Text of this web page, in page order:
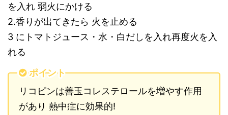
を入れ 弱火にかける
2.香りが出てきたら 火を止める
3 にトマトジュース・水・白だしを入れ再度火を入
れる
ポイント
リコピンは善玉コレステロールを増やす作用
があり 熱中症に効果的!